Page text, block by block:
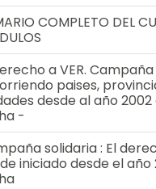
COMPLETO DEL
a VER.
paises,
desde al año 2002
-
solidaria : El
iniciado desde el año